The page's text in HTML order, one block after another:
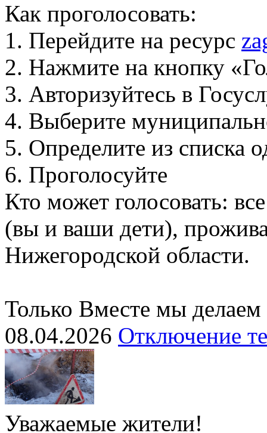
Как проголосовать:
1. Перейдите на ресурс
2. Нажмите на кнопку
3. Авторизуйтесь в
4. Выберите
5. Определите из списка
6. Проголосуйте
Кто может голосовать:
(вы и ваши дети),
Нижегородской области.
Только Вместе мы
08.04.2026 Отключение
Уважаемые жители!